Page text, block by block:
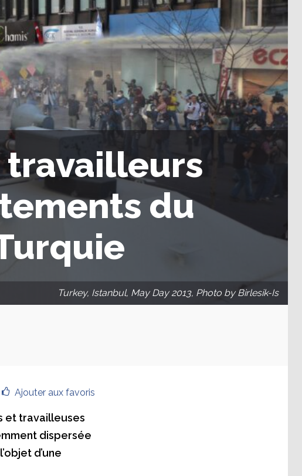
travailleurs
du
Turkey, Istanbul, May Day 2013, Photo by Birlesik-Is
Ajouter aux favoris
et travailleuses
dispersée
d’une